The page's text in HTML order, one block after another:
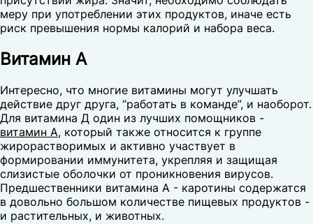
меру при употреблении этих продуктов, иначе есть
риск превышения нормы калорий и набора веса.
Витамин А
Интересно, что многие витамины могут улучшать
действие друг друга, “работать в команде”, и наоборот.
Для витамина Д один из лучших помощников -
витамин А, который также относится к группе
жирорастворимых и активно участвует в
формировании иммунитета, укрепляя и защищая
слизистые оболочки от проникновения вирусов.
Предшественники витамина А - каротины содержатся
в довольно большом количестве пищевых продуктов -
и растительных, и животных.